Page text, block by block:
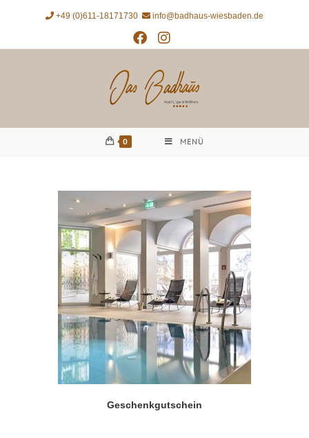
+49 (0)611-18171730 info@badhaus-wiesbaden.de
0 MENÜ
Geschenkgutschein